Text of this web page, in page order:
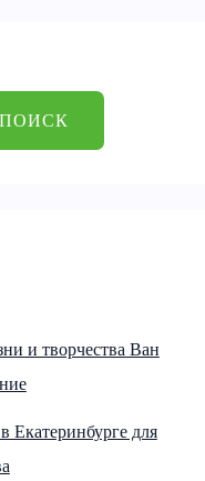
ПОИСК
и творчества Ван
Екатеринбурге для